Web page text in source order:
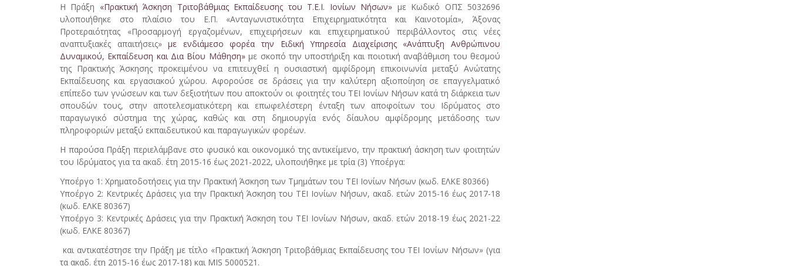
Η Πράξη «Πρακτική Άσκηση Τριτοβάθμιας Εκπαίδευσης του Τ.Ε.Ι. Ιονίων Νήσων» με Κωδικό ΟΠΣ 5032696
υλοποιήθηκε στο πλαίσιο του Ε.Π. «Ανταγωνιστικότητα Επιχειρηματικότητα και Καινοτομία», Άξονας
Προτεραιότητας «Προσαρμογή εργαζομένων, επιχειρήσεων και επιχειρηματικού περιβάλλοντος στις νέες
αναπτυξιακές απαιτήσεις»με ενδιάμεσο φορέα την Ειδική Υπηρεσία Διαχείρισης «Ανάπτυξη Ανθρώπινου
Δυναμικού, Εκπαίδευση και Δια Βίου Μάθηση»με σκοπό την υποστήριξη και ποιοτική αναβάθμιση του θεσμού
της Πρακτικής Άσκησης προκειμένου να επιτευχθεί η ουσιαστική αμφίδρομη επικοινωνία μεταξύ Ανώτατης
Εκπαίδευσης και εργασιακού χώρου. Αφορούσε σε δράσεις για την καλύτερη αξιοποίηση σε επαγγελματικό
επίπεδο των γνώσεων και των δεξιοτήτων που αποκτούν οι φοιτητές του ΤΕΙ Ιονίων Νήσων κατά τη διάρκεια των
σπουδών τους, στην αποτελεσματικότερη και επωφελέστερη ένταξη των αποφοίτων του Ιδρύματος στο
παραγωγικό σύστημα της χώρας, καθώς και στη δημιουργία ενός δίαυλου αμφίδρομης μετάδοσης των
πληροφοριών μεταξύ εκπαιδευτικού και παραγωγικών φορέων.
Η παρούσα Πράξη περιελάμβανε στο φυσικό και οικονομικό της αντικείμενο, την πρακτική άσκηση των φοιτητών
του Ιδρύματος για τα ακαδ. έτη 2015-16 έως 2021-2022, υλοποιήθηκε με τρία (3) Υποέργα:
Υποέργο 1: Χρηματοδοτήσεις για την Πρακτική Άσκηση των Τμημάτων του ΤΕΙ Ιονίων Νήσων (κωδ. ΕΛΚΕ 80366)
Υποέργο 2: Κεντρικές Δράσεις για την Πρακτική Άσκηση του ΤΕΙ Ιονίων Νήσων, ακαδ. ετών 2015-16 έως 2017-18
(κωδ. ΕΛΚΕ 80367)
Υποέργο 3: Κεντρικές Δράσεις για την Πρακτική Άσκηση του ΤΕΙ Ιονίων Νήσων, ακαδ. ετών 2018-19 έως 2021-22
(κωδ. ΕΛΚΕ 80367)
και αντικατέστησε την Πράξη με τίτλο «Πρακτική Άσκηση Τριτοβάθμιας Εκπαίδευσης του ΤΕΙ Ιονίων Νήσων» (για
τα ακαδ. έτη 2015-16 έως 2017-18) και MIS 5000521.